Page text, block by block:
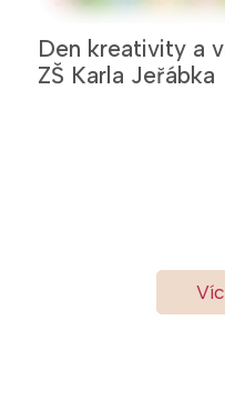
Den kreativity a
ZŠ Karla Jeřábka